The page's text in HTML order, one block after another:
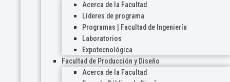
Acerca de la Facultad
Líderes de programa
Programas | Facultad de Ingeniería
Laboratorios
Expotecnológica
Facultad de Producción y Diseño
Acerca de la Facultad